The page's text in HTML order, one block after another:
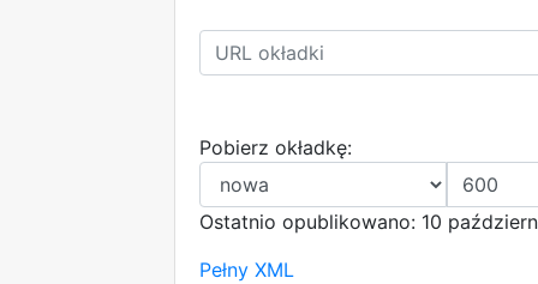
Pobierz okładkę:
Ostatnio opublikowano: 10
Pełny XML